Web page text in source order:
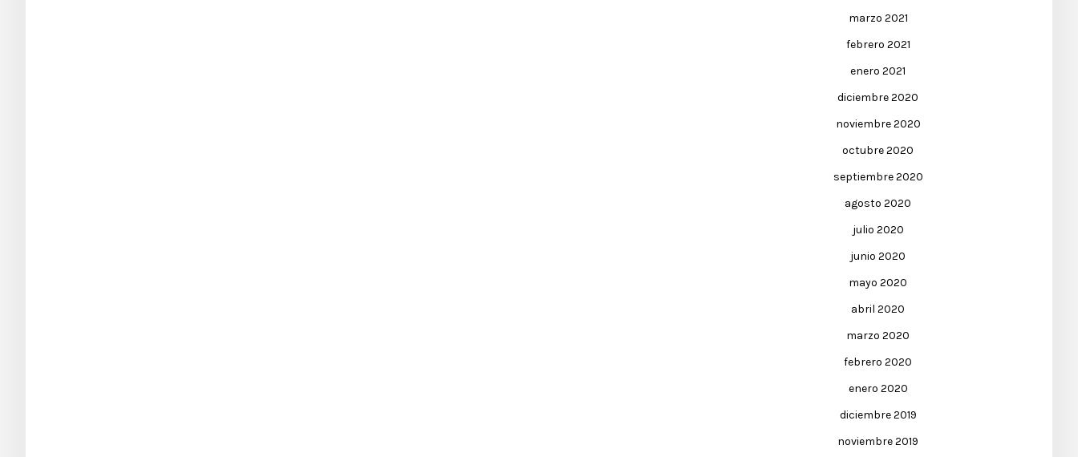
marzo 2021
febrero 2021
enero 2021
diciembre 2020
noviembre 2020
octubre 2020
septiembre 2020
agosto 2020
julio 2020
junio 2020
mayo 2020
abril 2020
marzo 2020
febrero 2020
enero 2020
diciembre 2019
noviembre 2019